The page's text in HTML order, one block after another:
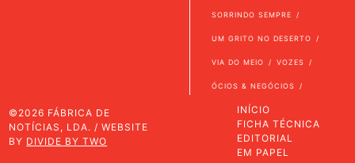
SORRINDO SEMPRE
UM GRITO NO DESERTO
VIA DO MEIO VOZES
ÓCIOS & NEGÓCIOS
©2026 FÁBRICA DE
NOTÍCIAS, LDA. / WEBSITE
BY DIVIDE BY TWO
INÍCIO
FICHA TÉCNICA
EDITORIAL
EM PAPEL